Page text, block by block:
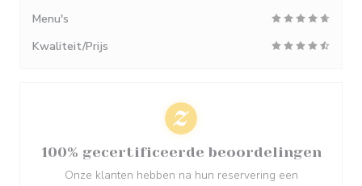
Menu's
Kwaliteit/Prijs
100% gecertificeerde beoordelingen
Onze klanten hebben na hun reservering een